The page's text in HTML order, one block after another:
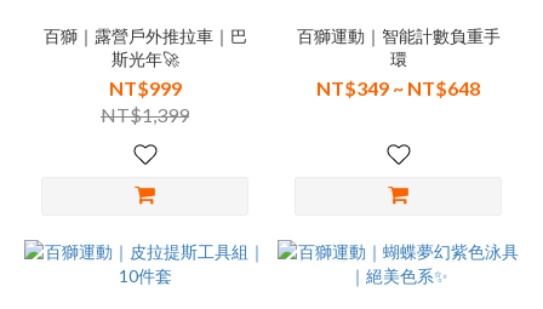
百獅｜露營戶外推拉車｜巴
斯光年🚀
NT$999
NT$1,399
百獅運動｜智能計數負重手
環
NT$349 ~ NT$648